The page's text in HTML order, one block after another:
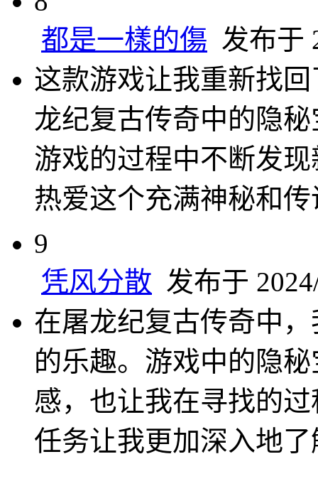
都是一樣的傷 发布于
这款游戏让我重新找
龙纪复古传奇中的隐
游戏的过程中不断发
热爱这个充满神秘和
9
凭风分散 发布于
在屠龙纪复古传奇中
的乐趣。游戏中的隐
感，也让我在寻找的
任务让我更加深入地